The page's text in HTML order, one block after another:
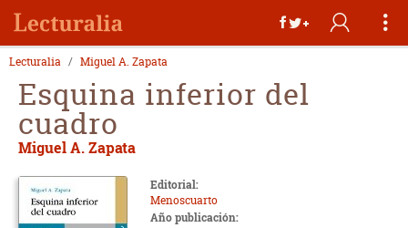
Lecturalia Miguel A. Zapata
Esquina inferior del
cuadro
Miguel A. Zapata
Editorial:
Menoscuarto
Año publicación: